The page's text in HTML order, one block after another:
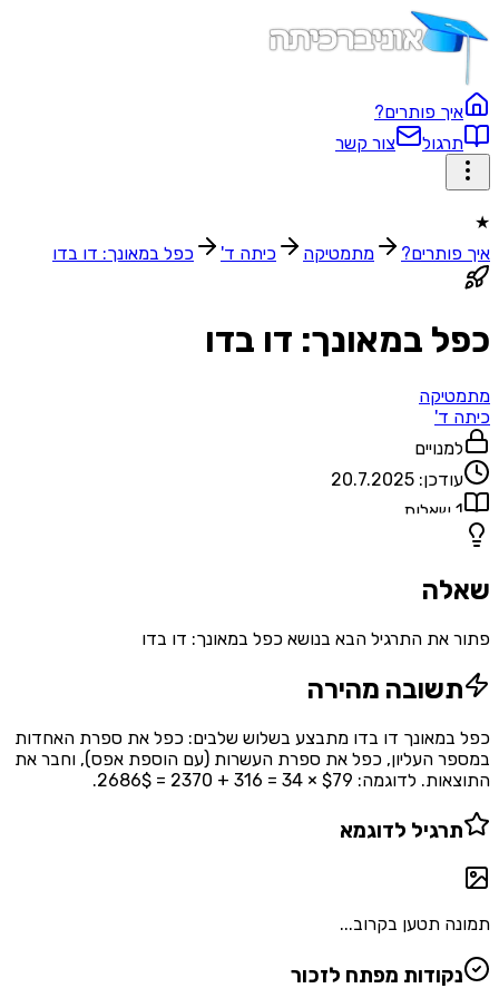
איך פותרים?
תרגול
צור קשר
★
איך פותרים?
מתמטיקה כיתה ד' כפל במאונך: דו בדו
כפל במאונך: דו בדו
מתמטיקה
כיתה ד'
למנויים
עודכן: 20.7.2025
1 שאלות
שאלה
פתור את התרגיל הבא בנושא כפל במאונך: דו בדו
תשובה מהירה
כפל במאונך דו בדו מתבצע בשלוש שלבים: כפל את ספרת האחדות
במספר העליון, כפל את ספרת העשרות (עם הוספת אפס), וחבר את
התוצאות. לדוגמה: $79 × 34 = 316 + 2370 = 2686$.
תרגיל לדוגמא
תמונה תטען בקרוב...
נקודות מפתח לזכור